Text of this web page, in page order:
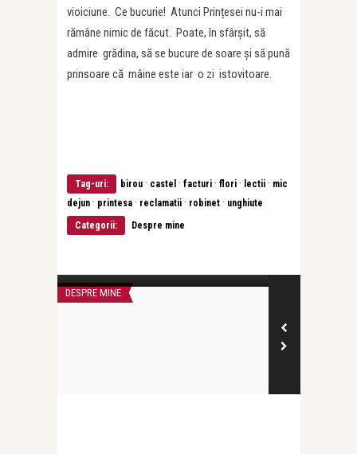
vioiciune. Ce bucurie! Atunci Prințesei nu-i mai
rămâne nimic de făcut. Poate, în sfârșit, să
admire grădina, să se bucure de soare și să pună
prinsoare că mâine este iar o zi istovitoare.
Tag-uri: birou · castel · facturi · flori · lectii · mic
dejun · printesa · reclamatii · robinet · unghiute
Categorii:
Despre mine
DESPRE MINE